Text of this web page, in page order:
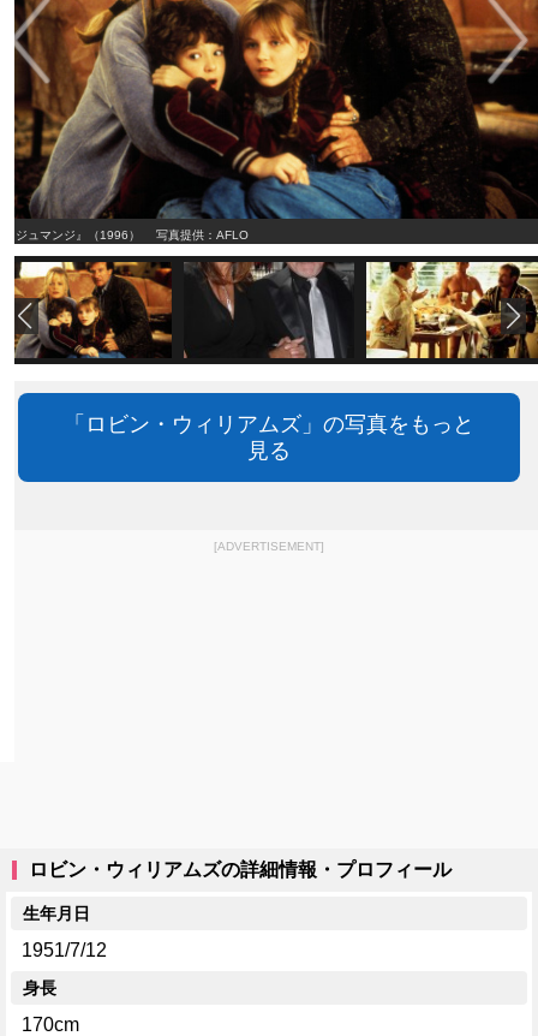
『ジュマンジ』（1996） 写真提供：AFLO
「ロビン・ウィリアムズ」の写真をもっと
見る
[ADVERTISEMENT]
ロビン・ウィリアムズの詳細情報・プロフィール
生年月日
1951/7/12
身長
170cm